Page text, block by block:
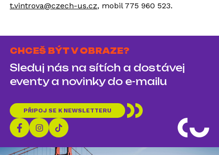
t.vintrova@czech-us.cz, mobil 775 960 523.
CHCEŠ BÝT V OBRAZE?
Sleduj nás na sítích a dostávej
eventy a novinky do e-mailu
PŘIPOJ SE K NEWSLETTERU